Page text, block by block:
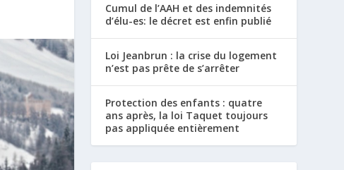
Cumul de l’AAH et des indemnités
d’élu-es: le décret est enfin publié
Loi Jeanbrun : la crise du logement
n’est pas prête de s’arrêter
Protection des enfants : quatre
ans après, la loi Taquet toujours
pas appliquée entièrement